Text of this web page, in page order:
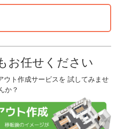
お任せください
ウト作成サービスを 試してみませ
か？